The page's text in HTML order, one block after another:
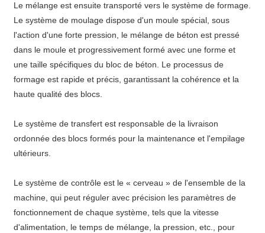
Le mélange est ensuite transporté vers le système de formage.
Le système de moulage dispose d'un moule spécial, sous
l'action d'une forte pression, le mélange de béton est pressé
dans le moule et progressivement formé avec une forme et
une taille spécifiques du bloc de béton. Le processus de
formage est rapide et précis, garantissant la cohérence et la
haute qualité des blocs.
Le système de transfert est responsable de la livraison
ordonnée des blocs formés pour la maintenance et l'empilage
ultérieurs.
Le système de contrôle est le « cerveau » de l'ensemble de la
machine, qui peut réguler avec précision les paramètres de
fonctionnement de chaque système, tels que la vitesse
d'alimentation, le temps de mélange, la pression, etc., pour